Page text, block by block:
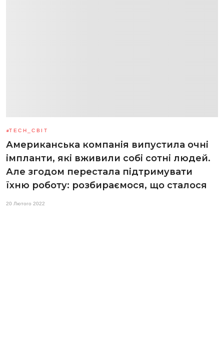
TECH_СВІТ
Американська компанія випустила очні
імпланти, які вживили собі сотні людей.
Але згодом перестала підтримувати
їхню роботу: розбираємося, що сталося
20 Лютого 2022